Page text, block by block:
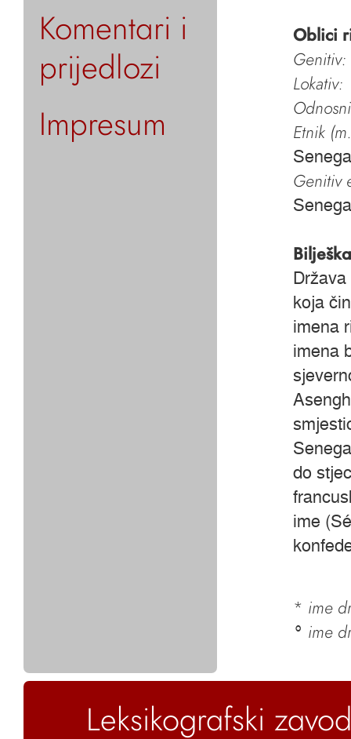
Komentari i
prijedlozi
Impresum
Oblici
Genitiv:
Lokativ:
Etnik
Genitiv
Bilješka
koja
imena
imena
do
ime
* ime
° ime
Leksikografski